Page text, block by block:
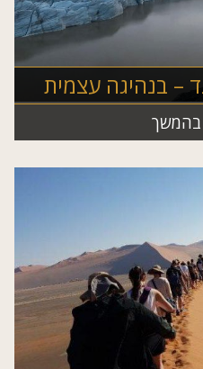
– בנהיגה עצמית
בהמשך